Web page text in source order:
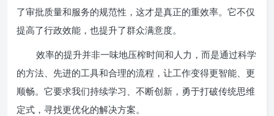
了审批质量和服务的规范性，这才是真正的重效率。它不仅
提高了行政效能，也提升了群众满意度。
效率的提升并非一味地压榨时间和人力，而是通过科学
的方法、先进的工具和合理的流程，让工作变得更智能、更
顺畅。它要求我们持续学习、不断创新，勇于打破传统思维
定式，寻找更优化的解决方案。